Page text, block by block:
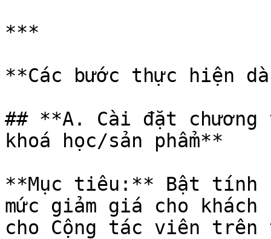
***
**Các bước thực hiện
## **A. Cài đặt
khoá học/sản phẩm**
**Mục tiêu:** Bật
mức giảm giá cho khách
cho Cộng tác viên trên